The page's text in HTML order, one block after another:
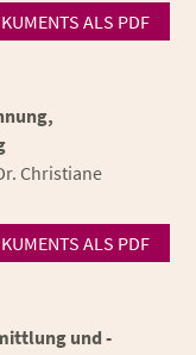
ALS PDF
Christiane
ALS PDF
und -